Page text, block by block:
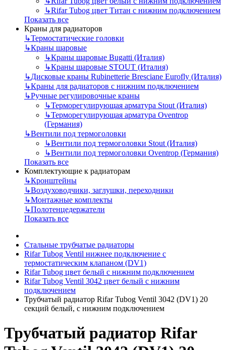
↳Rifar Tubog цвет Титан с нижним подключением
Показать все
Краны для радиаторов
↳Термостатические головки
↳Краны шаровые
↳Краны шаровые Bugatti (Италия)
↳Краны шаровые STOUT (Италия)
↳Дисковые краны Rubinetterie Bresciane Eurofly (Италия)
↳Краны для радиаторов с нижним подключением
↳Ручные регулировочные краны
↳Терморегулирующая арматура Stout (Италия)
↳Терморегулирующая арматура Oventrop
(Германия)
↳Вентили под термоголовки
↳Вентили под термоголовки Stout (Италия)
↳Вентили под термоголовки Oventrop (Германия)
Показать все
Комплектующие к радиаторам
↳Кронштейны
↳Воздуховодчики, заглушки, переходники
↳Монтажные комплекты
↳Полотенцедержатели
Показать все
Стальные трубчатые радиаторы
Rifar Tubog Ventil нижнее подключение с
термостатическим клапаном (DV1)
Rifar Tubog цвет белый с нижним подключением
Rifar Tubog Ventil 3042 цвет белый с нижним
подключением
Трубчатый радиатор Rifar Tubog Ventil 3042 (DV1) 20
секций белый, с нижним подключением
Трубчатый радиатор Rifar